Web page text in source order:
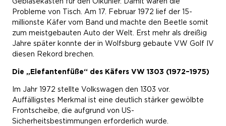
Probleme von Tisch. Am 17. Februar 1972 lief der 15-
millionste Käfer vom Band und machte den Beetle somit
zum meistgebauten Auto der Welt. Erst mehr als dreißig
Jahre später konnte der in Wolfsburg gebaute VW Golf IV
diesen Rekord brechen.
Die „Elefantenfüße“ des Käfers VW 1303 (1972–1975)
Im Jahr 1972 stellte Volkswagen den 1303 vor.
Auffälligstes Merkmal ist eine deutlich stärker gewölbte
Frontscheibe, die aufgrund von US-
Sicherheitsbestimmungen erforderlich wurde.